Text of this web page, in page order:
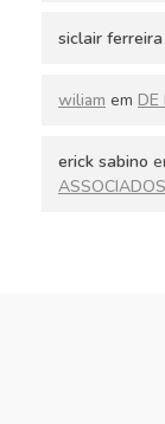
siclair ferreira
wiliam em DE
erick sabino
ASSOCIADOS